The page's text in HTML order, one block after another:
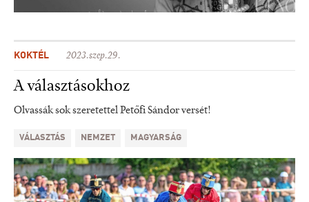
KOKTÉL 2023.szep.29.
A választásokhoz
Olvassák sok szeretettel Petőfi Sándor versét!
VÁLASZTÁS NEMZET MAGYARSÁG